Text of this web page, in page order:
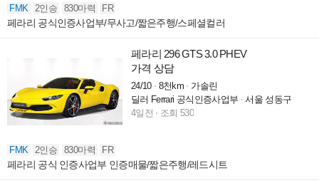
FMK 2인승 830마력 FR
페라리 공식인증사업부/무사고/짧은주행/스페셜컬러
페라리 296 GTS 3.0 PHEV
가격 상담
24/10 8천km
가솔린
딜러 Ferrari 공식인증사업부
서울 성동구
4일전
조회 530
FMK 2인승 830마력 FR
페라리 공식 인증사업부 인증매물/짧은주행/레드시트